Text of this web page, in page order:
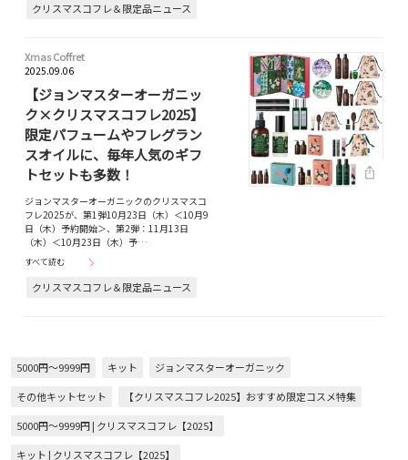
クリスマスコフレ＆限定品ニュース
Xmas Coffret
2025.09.06
【ジョンマスターオーガニッ
ク×クリスマスコフレ2025】
限定パフュームやフレグラン
スオイルに、毎年人気のギフ
トセットも多数！
ジョンマスターオーガニックのクリスマスコ
フレ2025が、第1弾10月23日（木）＜10月9
日（木）予約開始＞、第2弾：11月13日
（木）＜10月23日（木）予…
すべて読む
クリスマスコフレ＆限定品ニュース
5000円～9999円 キット
ジョンマスターオーガニック
その他キットセット
【クリスマスコフレ2025】おすすめ限定コスメ特集
5000円～9999円 | クリスマスコフレ【2025】
キット | クリスマスコフレ【2025】